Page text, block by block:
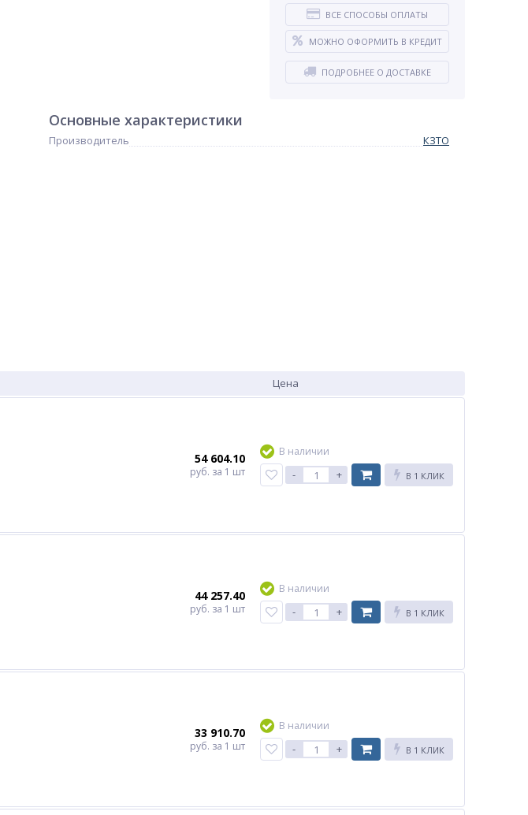
ВСЕ СПОСОБЫ ОПЛАТЫ
МОЖНО ОФОРМИТЬ В КРЕДИТ
ПОДРОБНЕЕ О ДОСТАВКЕ
Основные характеристики
Производитель КЗТО
Цена
54 604.10
руб. за 1 шт
В наличии
- + В 1 КЛИК
44 257.40
руб. за 1 шт
В наличии
- + В 1 КЛИК
33 910.70
руб. за 1 шт
В наличии
- + В 1 КЛИК